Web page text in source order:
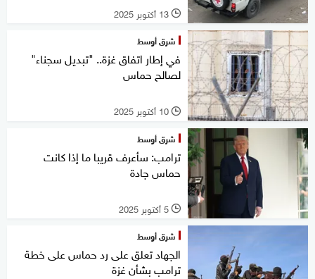
l 13 أكتوبر 2025
شرق أوسط
في إطار اتفاق غزة.. "تبديل سجناء"
لصالح حماس
l 10 أكتوبر 2025
شرق أوسط
ترامب: سأعرف قريبا ما إذا كانت
حماس جادة
l 5 أكتوبر 2025
شرق أوسط
الجهاد تعلق على رد حماس على خطة
ترامب بشأن غزة